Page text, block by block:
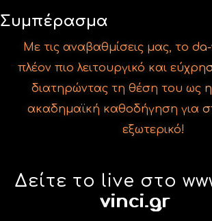
Με τις αναβαθμίσεις μας, το
πλέον πιο λειτουργικό και
διατηρώντας τη θέση του ως
ακαδημαϊκή καθοδήγηση για
εξωτερικό!
Δείτε το live στο
vinci.gr